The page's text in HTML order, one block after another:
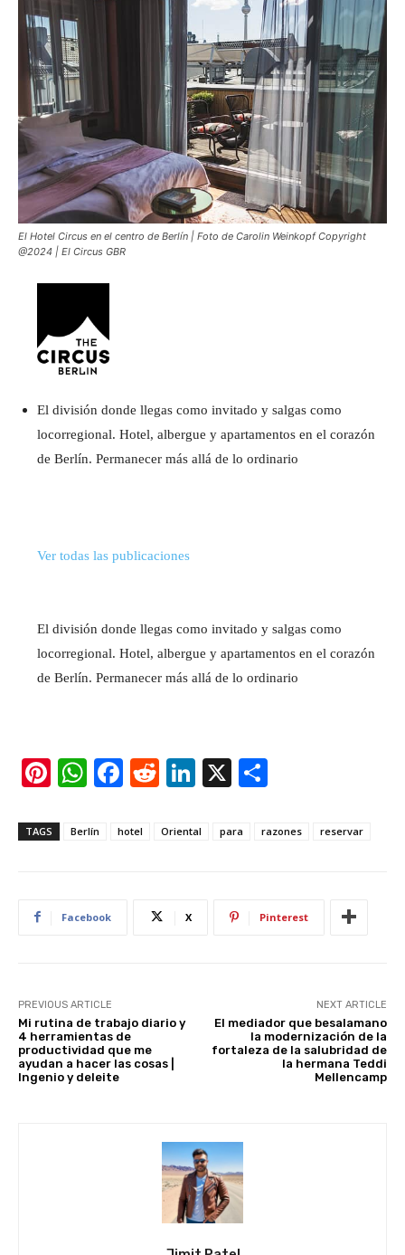
El Hotel Circus en el centro de Berlín | Foto de Carolin Weinkopf Copyright
@2024 | El Circus GBR
El división donde llegas como invitado y salgas como
locorregional. Hotel, albergue y apartamentos en el corazón
de Berlín. Permanecer más allá de lo ordinario
Ver todas las publicaciones
El división donde llegas como invitado y salgas como
locorregional. Hotel, albergue y apartamentos en el corazón
de Berlín. Permanecer más allá de lo ordinario
Pi
er
W
at
p
F
c
R
d
Li
k
X
ar
TAGS Berlín hotel Oriental para razones reservar
Facebook X Pinterest
PREVIOUS ARTICLE
Mi rutina de trabajo diario y
4 herramientas de
productividad que me
ayudan a hacer las cosas |
Ingenio y deleite
NEXT ARTICLE
El mediador que besalamano
la modernización de la
fortaleza de la salubridad de
la hermana Teddi
Mellencamp